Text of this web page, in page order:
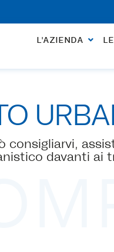
per l'apertura di
L'AZIENDA
consigliarvi,
davanti ai